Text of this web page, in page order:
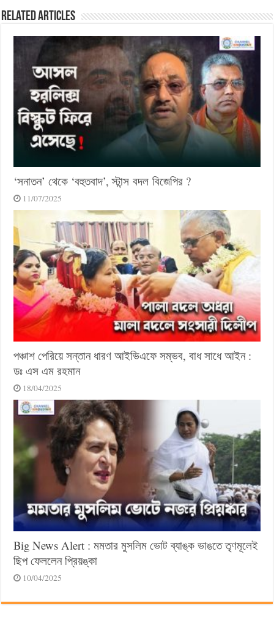
Related Articles
‘সনাতন’ থেকে ‘বহুতবাদ’, স্টান্স বদল বিজেপির ?
11/07/2025
পঞ্চাশ পেরিয়ে সন্তান ধারণ আইভিএফে সম্ভব, বাধ সাধে আইন :
ডঃ এস এম রহমান
18/04/2025
Big News Alert : মমতার মুসলিম ভোট ব্যাঙ্ক ভাঙতে তৃণমূলেই
ছিপ ফেললেন প্রিয়ঙ্কা
10/04/2025